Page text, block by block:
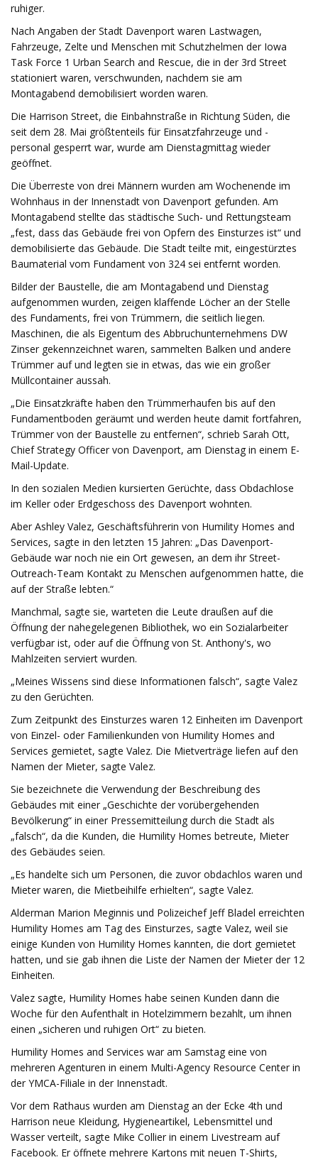
ruhiger.
Nach Angaben der Stadt Davenport waren Lastwagen,
Fahrzeuge, Zelte und Menschen mit Schutzhelmen der Iowa
Task Force 1 Urban Search and Rescue, die in der 3rd Street
stationiert waren, verschwunden, nachdem sie am
Montagabend demobilisiert worden waren.
Die Harrison Street, die Einbahnstraße in Richtung Süden, die
seit dem 28. Mai größtenteils für Einsatzfahrzeuge und -
personal gesperrt war, wurde am Dienstagmittag wieder
geöffnet.
Die Überreste von drei Männern wurden am Wochenende im
Wohnhaus in der Innenstadt von Davenport gefunden. Am
Montagabend stellte das städtische Such- und Rettungsteam
„fest, dass das Gebäude frei von Opfern des Einsturzes ist“ und
demobilisierte das Gebäude. Die Stadt teilte mit, eingestürztes
Baumaterial vom Fundament von 324 sei entfernt worden.
Bilder der Baustelle, die am Montagabend und Dienstag
aufgenommen wurden, zeigen klaffende Löcher an der Stelle
des Fundaments, frei von Trümmern, die seitlich liegen.
Maschinen, die als Eigentum des Abbruchunternehmens DW
Zinser gekennzeichnet waren, sammelten Balken und andere
Trümmer auf und legten sie in etwas, das wie ein großer
Müllcontainer aussah.
„Die Einsatzkräfte haben den Trümmerhaufen bis auf den
Fundamentboden geräumt und werden heute damit fortfahren,
Trümmer von der Baustelle zu entfernen“, schrieb Sarah Ott,
Chief Strategy Officer von Davenport, am Dienstag in einem E-
Mail-Update.
In den sozialen Medien kursierten Gerüchte, dass Obdachlose
im Keller oder Erdgeschoss des Davenport wohnten.
Aber Ashley Valez, Geschäftsführerin von Humility Homes and
Services, sagte in den letzten 15 Jahren: „Das Davenport-
Gebäude war noch nie ein Ort gewesen, an dem ihr Street-
Outreach-Team Kontakt zu Menschen aufgenommen hatte, die
auf der Straße lebten.“
Manchmal, sagte sie, warteten die Leute draußen auf die
Öffnung der nahegelegenen Bibliothek, wo ein Sozialarbeiter
verfügbar ist, oder auf die Öffnung von St. Anthony's, wo
Mahlzeiten serviert wurden.
„Meines Wissens sind diese Informationen falsch“, sagte Valez
zu den Gerüchten.
Zum Zeitpunkt des Einsturzes waren 12 Einheiten im Davenport
von Einzel- oder Familienkunden von Humility Homes and
Services gemietet, sagte Valez. Die Mietverträge liefen auf den
Namen der Mieter, sagte Valez.
Sie bezeichnete die Verwendung der Beschreibung des
Gebäudes mit einer „Geschichte der vorübergehenden
Bevölkerung“ in einer Pressemitteilung durch die Stadt als
„falsch“, da die Kunden, die Humility Homes betreute, Mieter
des Gebäudes seien.
„Es handelte sich um Personen, die zuvor obdachlos waren und
Mieter waren, die Mietbeihilfe erhielten“, sagte Valez.
Alderman Marion Meginnis und Polizeichef Jeff Bladel erreichten
Humility Homes am Tag des Einsturzes, sagte Valez, weil sie
einige Kunden von Humility Homes kannten, die dort gemietet
hatten, und sie gab ihnen die Liste der Namen der Mieter der 12
Einheiten.
Valez sagte, Humility Homes habe seinen Kunden dann die
Woche für den Aufenthalt in Hotelzimmern bezahlt, um ihnen
einen „sicheren und ruhigen Ort“ zu bieten.
Humility Homes and Services war am Samstag eine von
mehreren Agenturen in einem Multi-Agency Resource Center in
der YMCA-Filiale in der Innenstadt.
Vor dem Rathaus wurden am Dienstag an der Ecke 4th und
Harrison neue Kleidung, Hygieneartikel, Lebensmittel und
Wasser verteilt, sagte Mike Collier in einem Livestream auf
Facebook. Er öffnete mehrere Kartons mit neuen T-Shirts,